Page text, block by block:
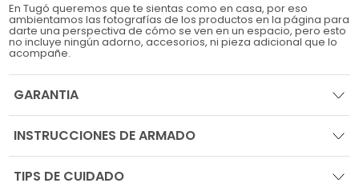
En Tugó queremos que te sientas como en casa, por eso
ambientamos las fotografías de los productos en la página para
darte una perspectiva de cómo se ven en un espacio, pero esto
no incluye ningún adorno, accesorios, ni pieza adicional que lo
acompañe.
GARANTIA
INSTRUCCIONES DE ARMADO
TIPS DE CUIDADO